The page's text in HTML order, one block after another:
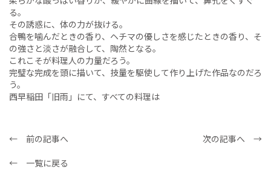
る。
その誘惑に、体の力が抜ける。
合鴨を噛んだときの香り、ヘチマの優しさを感じたときの香り、そ
の強さと淡さが融合して、陶然となる。
これこそが料理人の力量だろう。
完璧な完成を頭に描いて、技量を駆使して作り上げた作品なのだろ
う。
西早稲田「旧雨」にて、すべての料理は
← 前の記事へ
次の記事へ →
← 一覧に戻る